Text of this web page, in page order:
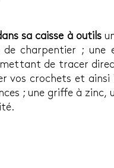
sa caisse à outils
charpentier ; une
de tracer
vos crochets et
; une griffe à zinc,